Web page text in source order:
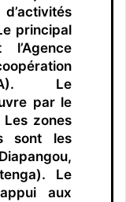
principal
Le
par le
zones
sont les
Le
aux